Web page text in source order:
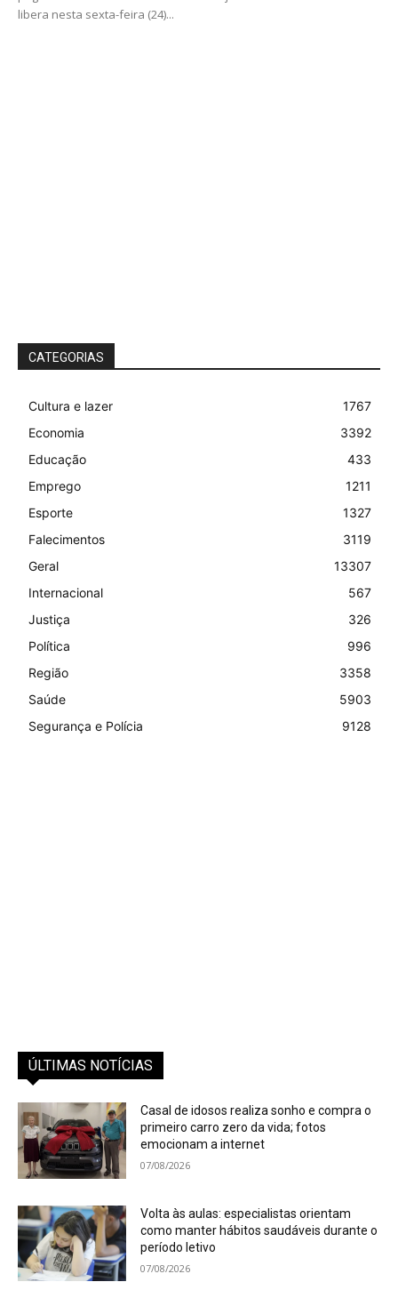
libera nesta sexta-feira (24)...
CATEGORIAS
Cultura e lazer
1767
Economia
3392
Educação
433
Emprego
1211
Esporte
1327
Falecimentos
3119
Geral
13307
Internacional
567
Justiça
326
Política
996
Região
3358
Saúde
5903
Segurança e Polícia
9128
ÚLTIMAS NOTÍCIAS
Casal de idosos realiza sonho e compra o
primeiro carro zero da vida; fotos
emocionam a internet
07/08/2026
Volta às aulas: especialistas orientam
como manter hábitos saudáveis durante o
período letivo
07/08/2026